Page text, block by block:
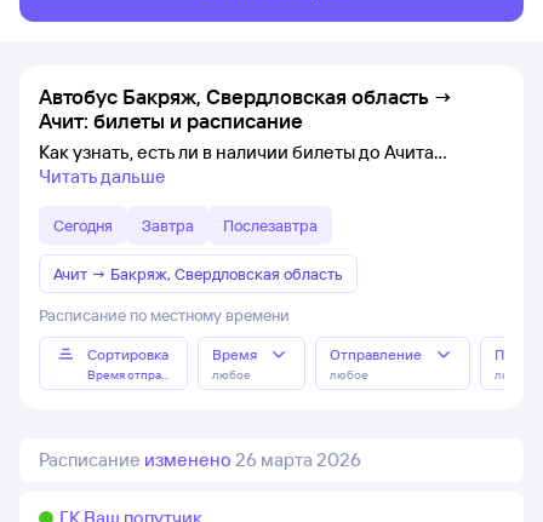
Автобус Бакряж, Свердловская область →
Ачит: билеты и расписание
Как узнать, есть ли в наличии билеты до Ачита
Читать дальше
Сегодня Завтра Послезавтра
Ачит → Бакряж, Свердловская область
Расписание по местному времени
Сортировка
Время отправления
Время
любое
Отправление
любое любое
Расписание изменено 26 марта 2026